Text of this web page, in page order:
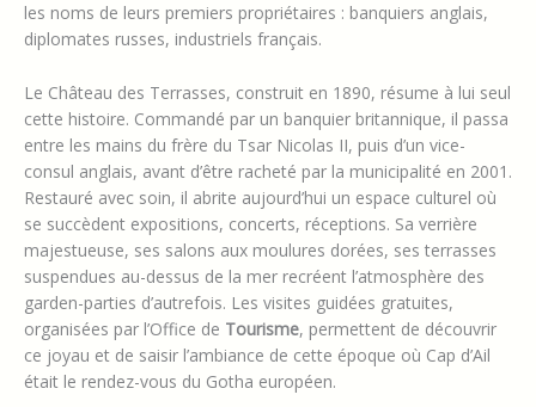
les noms de leurs premiers propriétaires : banquiers anglais,
diplomates russes, industriels français.
Le Château des Terrasses, construit en 1890, résume à lui seul
cette histoire. Commandé par un banquier britannique, il passa
entre les mains du frère du Tsar Nicolas II, puis d’un vice-
consul anglais, avant d’être racheté par la municipalité en 2001.
Restauré avec soin, il abrite aujourd’hui un espace culturel où
se succèdent expositions, concerts, réceptions. Sa verrière
majestueuse, ses salons aux moulures dorées, ses terrasses
suspendues au-dessus de la mer recréent l’atmosphère des
garden-parties d’autrefois. Les visites guidées gratuites,
organisées par l’Office de Tourisme, permettent de découvrir
ce joyau et de saisir l’ambiance de cette époque où Cap d’Ail
était le rendez-vous du Gotha européen.